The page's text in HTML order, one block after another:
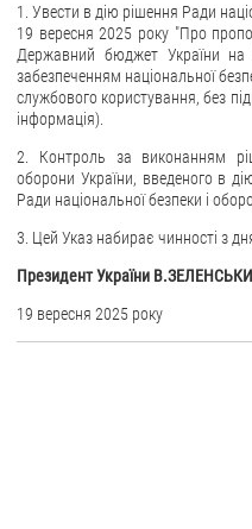
Drone Deals
Фотогалерея
Відеогалерея
Звернення громадян
ДОСТУП ДО ПУБЛІЧНОЇ ІНФОРМАЦІЇ
Організація доступу до публічної
1. Увести в дію рішення Ради
19 вересня 2025 року "Про
Державний бюджет України на
забезпеченням національної
службового користування, без
інформація).
2. Контроль за виконанням
оборони України, введеного в
Ради національної безпеки і
3. Цей Указ набирає чинності з
Президент України
19 вересня 2025 року